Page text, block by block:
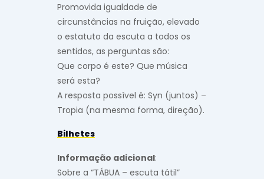
Promovida igualdade de
circunstâncias na fruição, elevado
o estatuto da escuta a todos os
sentidos, as perguntas são:
Que corpo é este? Que música
será esta?
A resposta possível é: Syn (juntos) –
Tropia (na mesma forma, direção).
Bilhetes
Informação adicional:
Sobre a “TÁBUA – escuta tátil”